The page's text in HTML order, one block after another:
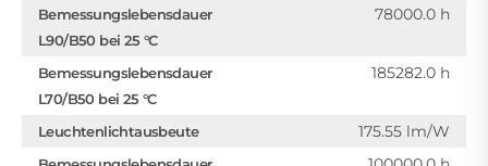
Bemessungslebensdauer
L90/B50 bei 25 °C
78000.0 h
Bemessungslebensdauer
L70/B50 bei 25 °C
185282.0 h
Leuchtenlichtausbeute 175.55 lm/W